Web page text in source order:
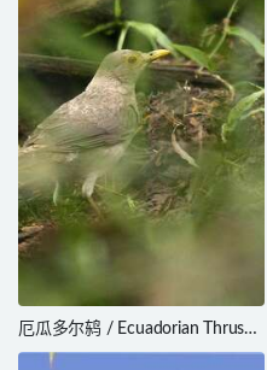
lacrymosus
厄瓜多尔鸫 / Ecuadorian Thrush
/ Turdus maculirostris